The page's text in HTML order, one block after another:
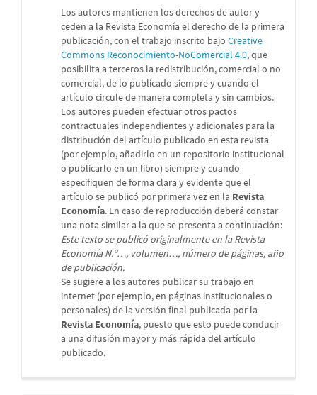
Los autores mantienen los derechos de autor y
ceden a la Revista Economía el derecho de la primera
publicación, con el trabajo inscrito bajo Creative
Commons Reconocimiento-NoComercial 4.0, que
posibilita a terceros la redistribución, comercial o no
comercial, de lo publicado siempre y cuando el
artículo circule de manera completa y sin cambios.
Los autores pueden efectuar otros pactos
contractuales independientes y adicionales para la
distribución del artículo publicado en esta revista
(por ejemplo, añadirlo en un repositorio institucional
o publicarlo en un libro) siempre y cuando
especifiquen de forma clara y evidente que el
artículo se publicó por primera vez en la Revista
Economía. En caso de reproducción deberá constar
una nota similar a la que se presenta a continuación:
Este texto se publicó originalmente en la Revista
Economía N.º…, volumen…, número de páginas, año
de publicación.
Se sugiere a los autores publicar su trabajo en
internet (por ejemplo, en páginas institucionales o
personales) de la versión final publicada por la
Revista Economía, puesto que esto puede conducir
a una difusión mayor y más rápida del artículo
publicado.